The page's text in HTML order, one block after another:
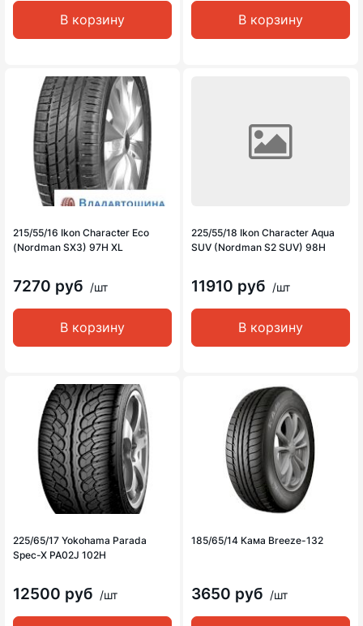
В корзину В корзину
215/55/16 Ikon Character Eco
(Nordman SX3) 97H XL
7270 руб /шт
В корзину
225/55/18 Ikon Character Aqua
SUV (Nordman S2 SUV) 98H
11910 руб /шт
В корзину
225/65/17 Yokohama Parada
Spec-X PA02J 102H
12500 руб /шт
185/65/14 Кама Breeze-132
3650 руб /шт